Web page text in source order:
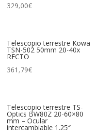
329,00€
Telescopio terrestre Kowa
TSN-502 50mm 20-40x
RECTO
361,79€
Telescopio terrestre TS-
Optics BW80Z 20-60×80
mm – Ocular
intercambiable 1.25″